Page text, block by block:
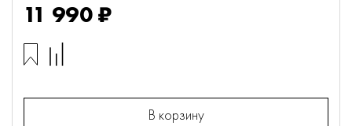
11 990 ₽
В корзину